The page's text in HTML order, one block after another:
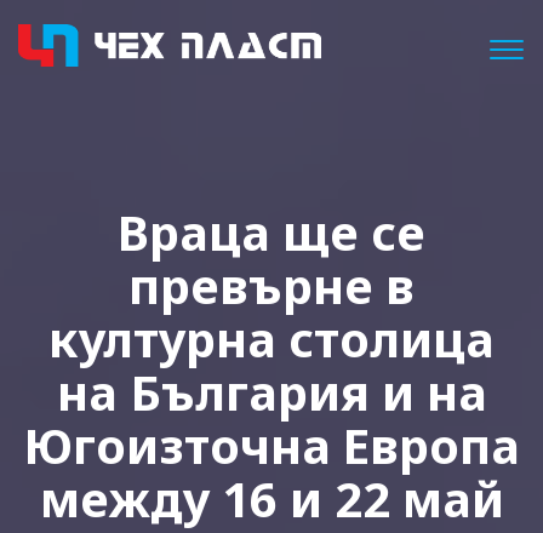
Враца ще се
превърне в
културна столица
на България и на
Югоизточна Европа
между 16 и 22 май